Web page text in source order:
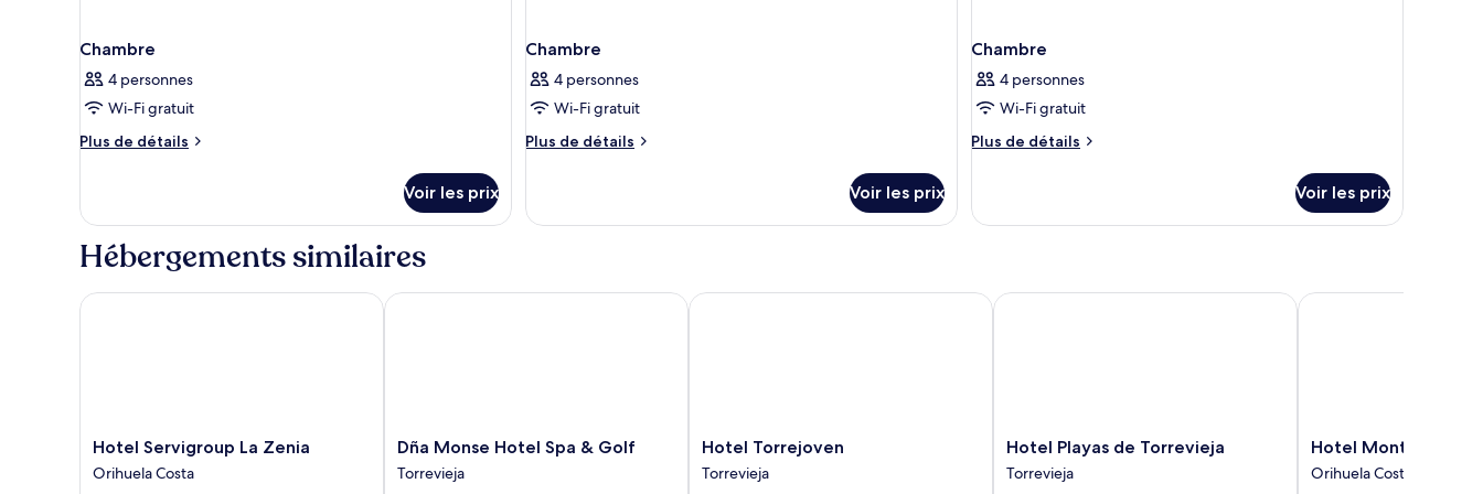
Chambre
4 personnes
Wi-Fi gratuit
Plus de détails
Plus
le
type
de
Chambre
Voir les prix
Chambre
4 personnes
Wi-Fi gratuit
Plus de détails
Plus
le
Chambre
Voir les prix
Chambre
4 personnes
Wi-Fi gratuit
Plus de détails
Plus
le
Chambre
Voir les prix
Hébergements similaires
Hotel
Servigroup
La
Hotel Servigroup La Zenia
Orihuela Costa
Hotel Servigroup La Zenia
Dña
Monse
Hotel
Dña Monse Hotel Spa & Golf
Torrevieja
Dña Monse Hotel Spa & Golf
Hotel
Torrejoven
Torrevieja
Hotel Torrejoven
Torrevieja
Hotel Torrejoven
Hotel
Playas
de
Hotel Playas de Torrevieja
Torrevieja
Hotel Playas de Torrevieja
Hotel
Montepiedra
Orihuela
Hotel Montepiedra
Orihuela Costa
Hotel Montepiedra